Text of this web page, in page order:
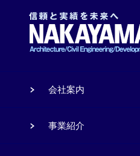
会社案内
事業紹介